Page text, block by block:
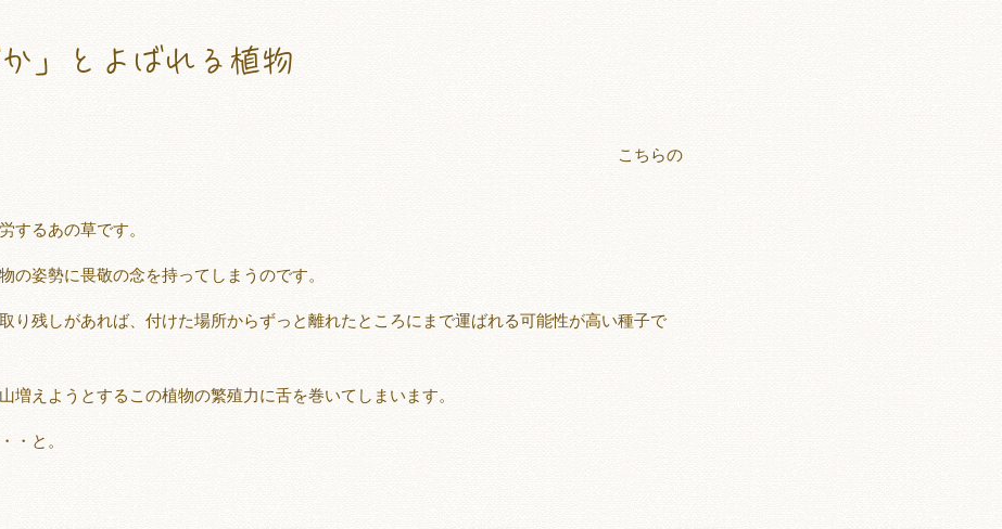
か」とよばれる植物
らの
するあの草です。
姿勢に畏敬の念を持ってしまうのです。
り残しがあれば、付けた場所からずっと離れたところにまで運ばれる可能性が高い種子で
えようとするこの植物の繁殖力に舌を巻いてしまいます。
・と。